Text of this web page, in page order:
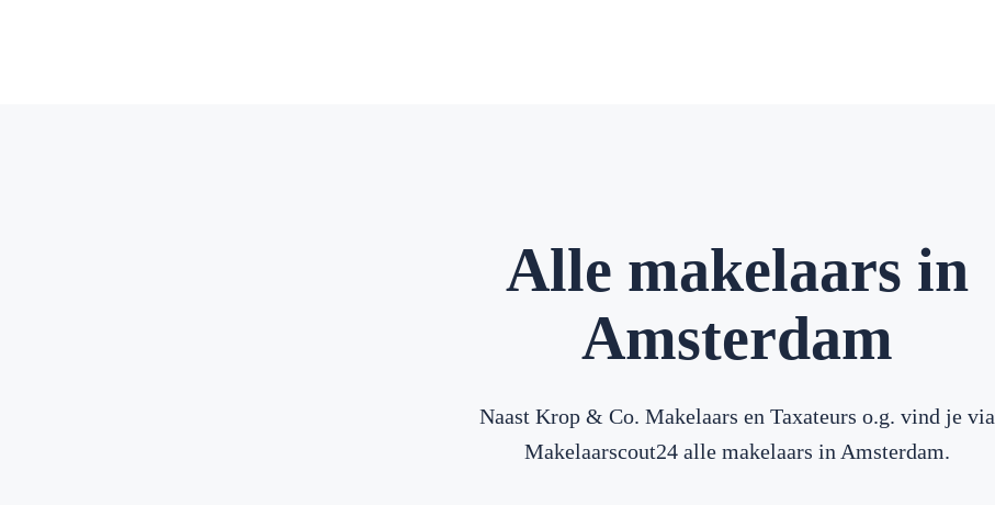
Alle makelaars in
Amsterdam
Naast Krop & Co. Makelaars en Taxateurs o.g. vind je via
Makelaarscout24 alle makelaars in Amsterdam.